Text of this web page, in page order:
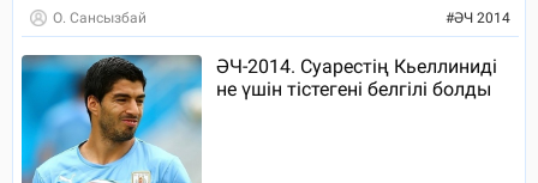
О. Сансызбай #ӘЧ 2014
ӘЧ-2014. Суарестің Кьеллиниді
не үшін тістегені белгілі болды